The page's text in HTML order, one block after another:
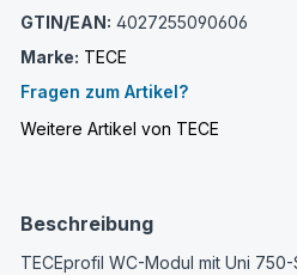
GTIN/EAN: 4027255090606
Marke: TECE
Fragen zum Artikel?
Weitere Artikel von TECE
Beschreibung
TECEprofil WC-Modul mit Uni